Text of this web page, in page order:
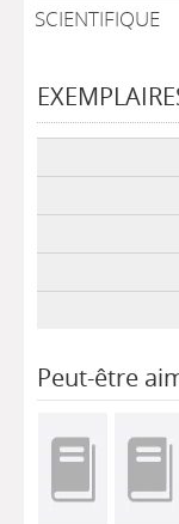
SCIENTIFIQUE
Peut-être